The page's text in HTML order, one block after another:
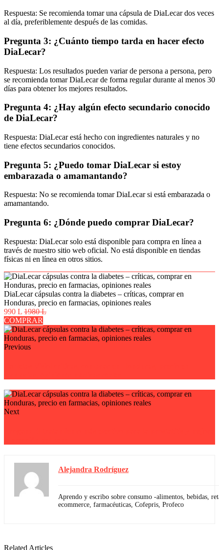
Respuesta: Se recomienda tomar una cápsula de DiaLecar dos veces
al día, preferiblemente después de las comidas.
Pregunta 3: ¿Cuánto tiempo tarda en hacer efecto
DiaLecar?
Respuesta: Los resultados pueden variar de persona a persona, pero
se recomienda tomar DiaLecar de forma regular durante al menos 30
días para obtener los mejores resultados.
Pregunta 4: ¿Hay algún efecto secundario conocido
de DiaLecar?
Respuesta: DiaLecar está hecho con ingredientes naturales y no
tiene efectos secundarios conocidos.
Pregunta 5: ¿Puedo tomar DiaLecar si estoy
embarazada o amamantando?
Respuesta: No se recomienda tomar DiaLecar si está embarazada o
amamantando.
Pregunta 6: ¿Dónde puedo comprar DiaLecar?
Respuesta: DiaLecar solo está disponible para compra en línea a
través de nuestro sitio web oficial. No está disponible en tiendas
físicas ni en línea en otros sitios.
DiaLecar cápsulas contra la diabetes – críticas, comprar en
Honduras, precio en farmacias, opiniones reales
990 L 1980 L
COMPRAR
Previous
Next
Alejandra Rodríguez
Aprendo y escribo sobre consumo -alimentos, bebidas,
ecommerce, farmacéuticas, Cofepris, Profeco
Related Articles